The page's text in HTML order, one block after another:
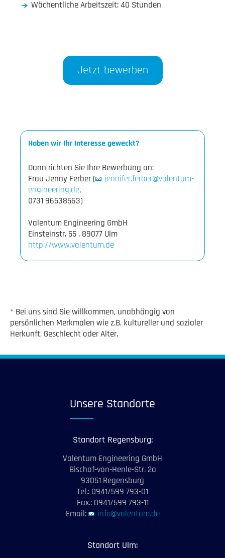
Wöchentliche Arbeitszeit: 40 Stunden
Jetzt bewerben
Haben wir Ihr Interesse geweckt?
Dann richten Sie Ihre Bewerbung an:
Frau Jenny Ferber (
jennifer.ferber@valentum-
engineering.de,
0731 96538563)
Valentum Engineering GmbH
http://www.valentum.de
* Bei uns sind Sie willkommen, unabhängig von
persönlichen Merkmalen wie z.B. kultureller und sozialer
Herkunft, Geschlecht oder Alter.
Unsere Standorte
Standort Regensburg:
Valentum Engineering GmbH
Bischof-von-Henle-Str. 2a
93051 Regensburg
Tel.: 0941/599 793-01
Fax.: 0941/599 793-11
Email:
info@valentum.de
Standort Ulm: